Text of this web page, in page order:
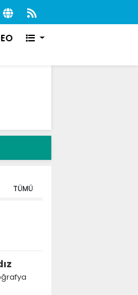
Gönderildi
TÜMÜ